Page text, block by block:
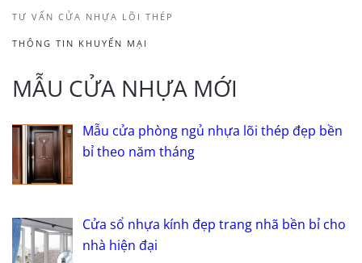
TƯ VẤN CỬA NHỰA LÕI THÉP
THÔNG TIN KHUYẾN MẠI
MẪU CỬA NHỰA MỚI
Mẫu cửa phòng ngủ nhựa lõi thép đẹp bền
bỉ theo năm tháng
Cửa sổ nhựa kính đẹp trang nhã bền bỉ cho
nhà hiện đại